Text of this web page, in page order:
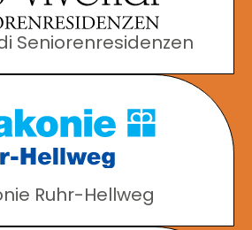
Seniorenresidenzen
Ruhr-Hellweg